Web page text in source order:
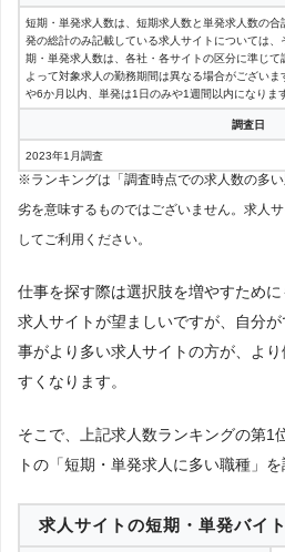
15 ディスカバイト
16 塾講師ステーション
短期・単発求人数は、短期求人数と単発求人数の
発の総計のみ記載している求人サイトについては
期・単発求人数は、各社・各サイトの区分に準じ
よって対象求人の勤務期間は異なる場合がござい
や6か月以内、単発は1日のみや1週間以内になりま
調査日
2023年1月調査
※ランキングは「調査時点での求人数の多
劣を意味するものではございません。求人
してご利用ください。
仕事を探す際は選択肢を増やすため
求人サイトが望ましいですが、自分
事がより多い求人サイトの方が、よ
すくなります。
そこで、上記求人数ランキングの第1
トの「短期・単発求人に多い職種」を
求人サイトの短期・単発バイ